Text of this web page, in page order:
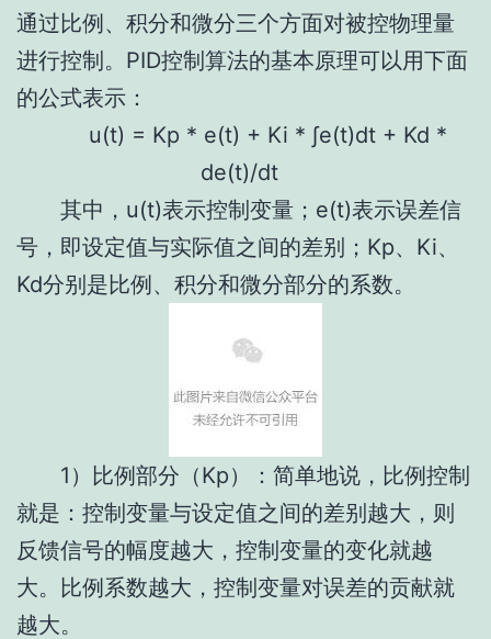
通过比例、积分和微分三个方面对被控物理量
进行控制。PID控制算法的基本原理可以用下面
的公式表示：
u(t) = Kp * e(t) + Ki * ∫e(t)dt + Kd *
de(t)/dt
其中，u(t)表示控制变量；e(t)表示误差信
号，即设定值与实际值之间的差别；Kp、Ki、
Kd分别是比例、积分和微分部分的系数。
1）比例部分（Kp）：简单地说，比例控制
就是：控制变量与设定值之间的差别越大，则
反馈信号的幅度越大，控制变量的变化就越
大。比例系数越大，控制变量对误差的贡献就
越大。